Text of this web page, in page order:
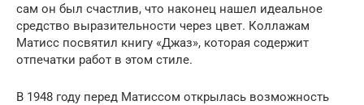
сам он был счастлив, что наконец нашел идеальное
средство выразительности через цвет. Коллажам
Матисс посвятил книгу «Джаз», которая содержит
отпечатки работ в этом стиле.
В 1948 году перед Матиссом открылась возможность